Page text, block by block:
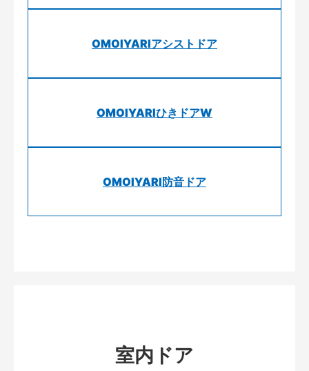
OMOIYARIアシストドア
OMOIYARIひきドアW
OMOIYARI防音ドア
室内ドア